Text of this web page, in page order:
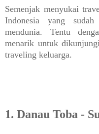
Semenjak menyukai
Indonesia yang
mendunia. Tentu
menarik untuk
traveling keluarga.
1. Danau Toba -